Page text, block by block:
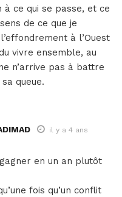
ce qui se passe, et ce
de ce que je
à l’Ouest
vivre ensemble, au
n’arrive pas à battre
queue.
il y a 4 ans
en un an plutôt
fois qu’un conflit